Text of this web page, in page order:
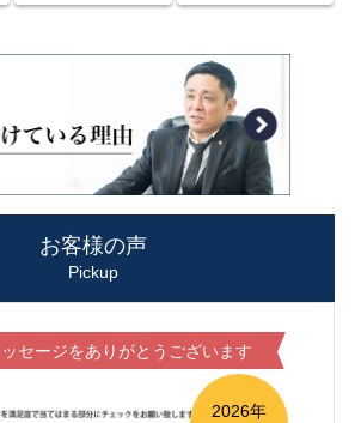
お客様の声
Pickup
セージをありがとうございます
2026年